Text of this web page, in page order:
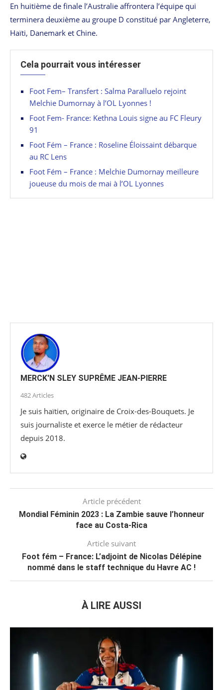
En huitième de finale l’Australie affrontera l’équipe qui
terminera deuxième au groupe D constitué par Angleterre,
Haïti, Danemark et Chine.
Cela pourrait vous intéresser
Foot Fem– Transfert : Salma Paralluelo rejoint
Melchie Dumornay à l’OL Lyonnes !
Foot Fem- France: Kethna Louis signe au FC Fleury
91
Foot Fém – France : Roseline Éloissaint débarque
au RC Lens
Foot Fém – France : Melchie Dumornay meilleure
joueuse du mois de mai à l’OL Lyonnes
MERCK'N SLEY SUPRÊME JEAN-PIERRE
482 Articles
Je suis haïtien, originaire de Croix-des-Bouquets. Je
suis journaliste et exerce le métier de rédacteur
depuis 2018.
Article précédent
Mondial Féminin 2023 : La Zambie sauve l’honneur
face au Costa-Rica
Article suivant
Foot fém – France: L’adjoint de Nicolas Délépine
nommé dans le staff technique du Havre AC !
À LIRE AUSSI